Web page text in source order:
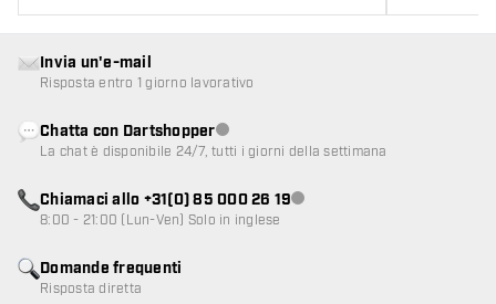
Domande frequenti
Risposta diretta
Invia un'e-mail
Risposta entro 1 giorno lavorativo
Chatta con DartshopperServizio clienti non disponibile
La chat è disponibile 24/7, tutti i giorni della settimana
Chiamaci allo +31(0) 85 000 26 19Servizio clienti non disponibile
8:00 - 21:00 (Lun-Ven) Solo in inglese